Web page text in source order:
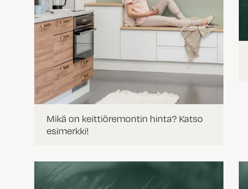
Mikä on keittiöremontin hinta? Katso
esimerkki!